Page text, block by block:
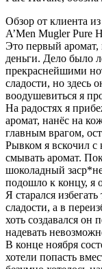
Обзор от клиента
A’Men Mugler Pure
Это первый аромат,
деньги. Дело было
прекраснейшими
сладости, но здесь
воодушевиться я
На радостях я
аромат, нанёс на
главным врагом,
Рывком я вскочил с
смывать аромат.
шоколадный заср*
подошло к концу, я
Я старался
сладости, а в
хоть создавался он
надевать
В конце ноября
хотели попасть